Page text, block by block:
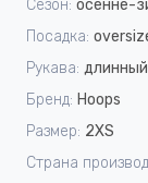
Сезон: осенне-
Посадка:
Рукава:
Бренд: Hoops
Размер: 2XS
Страна